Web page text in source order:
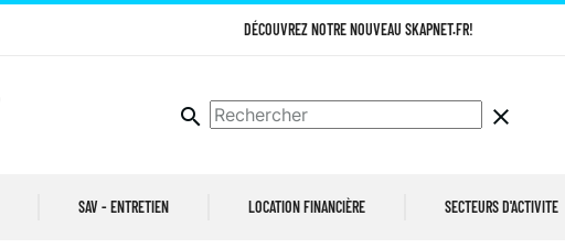
DÉCOUVREZ NOTRE NOUVEAU SKAPNET.FR!
search clear
SAV - ENTRETIEN LOCATION FINANCIÈRE SECTEURS D'ACTIVITE